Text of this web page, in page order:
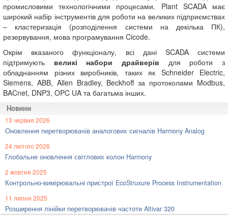
промисловими технологічними процесами. Plant SCADA має
широкий набір інструментів для роботи на великих підприємствах
– кластеризація (розподілення системи на декілька ПК),
резервування, мова програмування Cicode.
Окрім вказаного функціоналу, всі дані SCADA системи
підтримують великі набори драйверів для роботи з
обладнанням різних виробників, таких як Schneider Electric,
Siemens, ABB, Allen Bradley, Beckhoff за протоколами Modbus,
BACnet, DNP3, OPC UA та багатьма інших.
Новини
13 червня 2026
Оновлення перетворювачів аналогових сигналів Harmony Analog
24 лютого 2026
Глобальне оновлення світлових колон Harmony
2 жовтня 2025
Контрольно-вимірювальні пристрої EcoStruxure Process Instrumentation
11 липня 2025
Розширення лінійки перетворювачів частоти Altivar 320